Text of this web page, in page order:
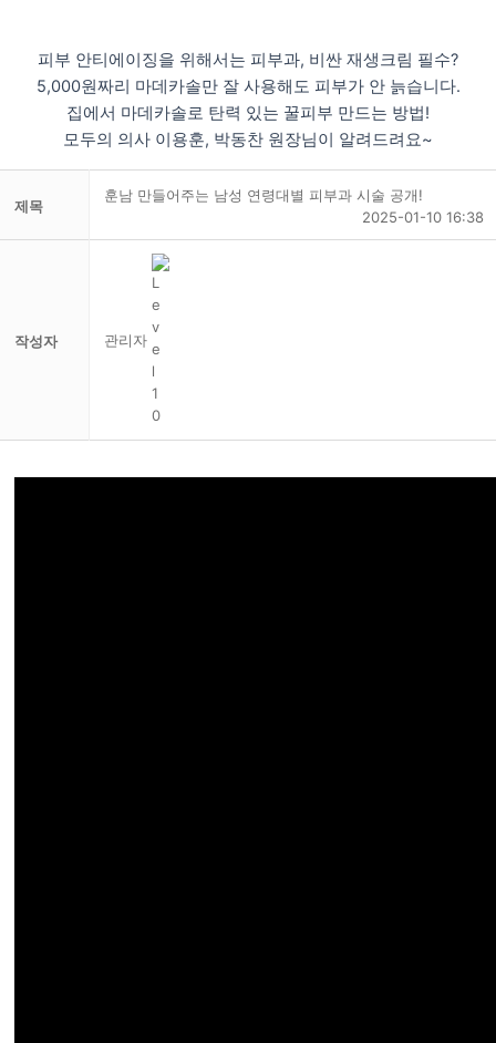
피부 안티에이징을 위해서는 피부과, 비싼 재생크림 필수?
5,000원짜리 마데카솔만 잘 사용해도 피부가 안 늙습니다.
집에서 마데카솔로 탄력 있는 꿀피부 만드는 방법!
모두의 의사 이용훈, 박동찬 원장님이 알려드려요~
제목
훈남 만들어주는 남성 연령대별 피부과 시술 공개!
2025-01-10 16:38
작성자 관리자